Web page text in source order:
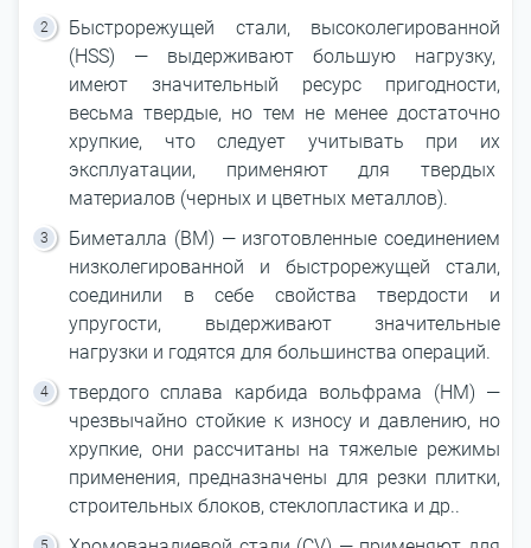
Быстрорежущей стали, высоколегированной
(HSS) — выдерживают большую нагрузку,
имеют значительный ресурс пригодности,
весьма твердые, но тем не менее достаточно
хрупкие, что следует учитывать при их
эксплуатации, применяют для твердых
материалов (черных и цветных металлов).
Биметалла (ВМ) — изготовленные соединением
низколегированной и быстрорежущей стали,
соединили в себе свойства твердости и
упругости, выдерживают значительные
нагрузки и годятся для большинства операций.
твердого сплава карбида вольфрама (НМ) —
чрезвычайно стойкие к износу и давлению, но
хрупкие, они рассчитаны на тяжелые режимы
применения, предназначены для резки плитки,
строительных блоков, стеклопластика и др..